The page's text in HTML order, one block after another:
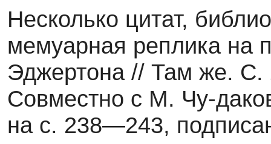
Несколько цитат,
мемуарная реплика на
Эджертона // Там же.
Совместно с М. Чу-
на с. 238—243,